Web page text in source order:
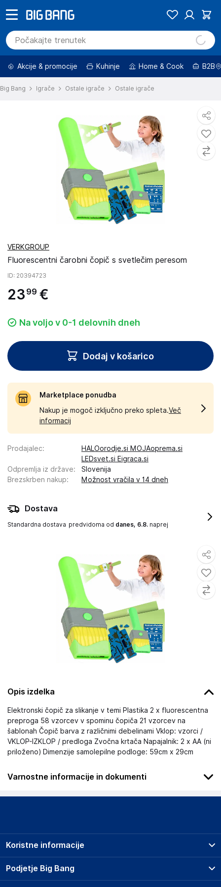
Akcije & promocije Kuhinje Home & Cook B2B
Big Bang Igrače Ostale igrače Ostale igrače
Opis izdelka
Elektronski čopič za slikanje v temi Plastika 2 x fluorescentna
preproga 58 vzorcev v spominu čopiča 21 vzorcev na
šablonah Čopič barva z različnimi debelinami Vklop: vzorci /
VKLOP-IZKLOP / predloga Zvočna krtača Napajalnik: 2 x AA (ni
priloženo) Dimenzije samolepilne podloge: 59cm x 29cm
Varnostne informacije in dokumenti
Podatki o proizvajalcu
ZOLTA Trade Sp. z o.o.
Poland
VERKGROUP
Fluorescentni čarobni čopič s svetlečim peresom
ID: 20394723
23 99 €
Na voljo v 0-1 delovnih dneh
Dodaj v košarico
Marketplace ponudba
Nakup je mogoč izključno preko spleta.Več
informacij
Prodajalec:
HALOorodje.si MOJAoprema.si
LEDsvet.si Eigraca.si
Odpremlja iz države:
Slovenija
Brezskrben nakup: Možnost vračila v 14 dneh
Dostava
Standardna dostava predvidoma od danes, 6.8. naprej
Podjetje Big Bang
Koristne informacije
Prodajna mesta